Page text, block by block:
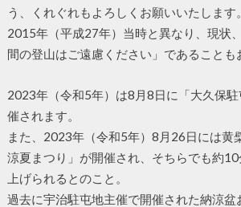
う、くれぐれもよろしくお願いいたします。
2015年（平成27年）当時と異なり、現状
間の登山はご遠慮ください」であることも
2023年（令和5年）は8月8日に「大久保
催されます。
また、2023年（令和5年）8月26日には黄
涼夏まつり」が開催され、そちらでも約
上げられるとのこと。
過去に宇治駐屯地主催で開催された納涼盆